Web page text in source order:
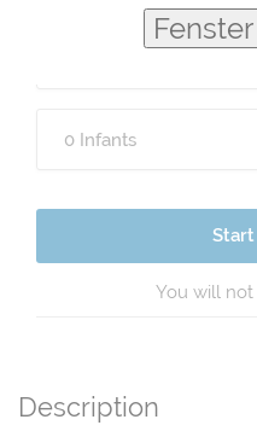
You will
Description